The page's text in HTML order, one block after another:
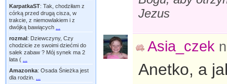
KarpatkaST: Tak, chodziłam z
córką przed drugą cisza, w
trakcie, z niemowlakiem i z
dwójką bawiących
rozmal: Dziewczyny, Czy
chodzicie ze swoimi dziećmi do
salek zabaw ? Mój synek ma 2
lata (
Amazonka: Osada Śnieżka jest
dla rodzin.
Jezus
Asia_czek
Anetko, a